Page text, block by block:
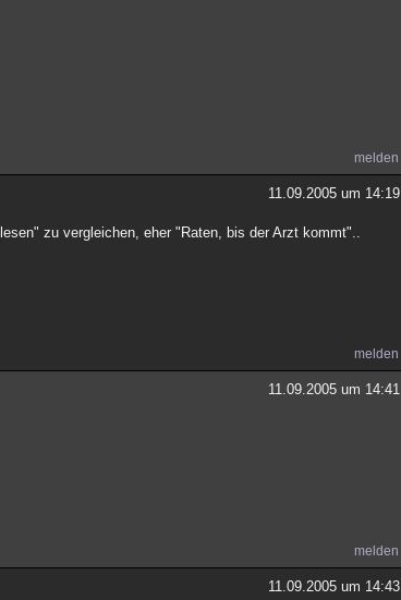
melden
11.09.2005 um 14:19
zu vergleichen, eher "Raten, bis der Arzt kommt"..
melden
11.09.2005 um 14:41
melden
11.09.2005 um 14:43